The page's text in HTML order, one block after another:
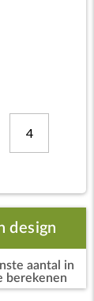
4
design
aantal in
berekenen